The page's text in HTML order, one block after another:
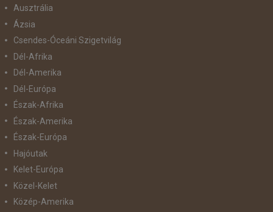
Ausztrália
Ázsia
Csendes-Óceáni Szigetvilág
Dél-Afrika
Dél-Amerika
Dél-Európa
Észak-Afrika
Észak-Amerika
Észak-Európa
Hajóutak
Kelet-Európa
Közel-Kelet
Közép-Amerika